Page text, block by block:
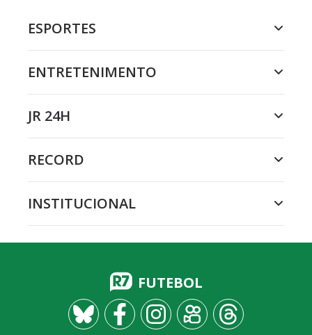
ESPORTES
ENTRETENIMENTO
JR 24H
RECORD
INSTITUCIONAL
FUTEBOL